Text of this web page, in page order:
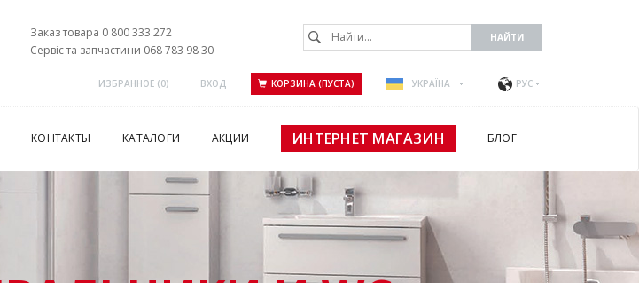
Заказ товара 0 800 333 272
Сервіс та запчастини 068 783 98 30
ИЗБРАННОЕ (0) ВХОД КОРЗИНА (ПУСТА) УКРАЇНА РУС
КОНТАКТЫ КАТАЛОГИ АКЦИИ ИНТЕРНЕТ МАГАЗИН БЛОГ